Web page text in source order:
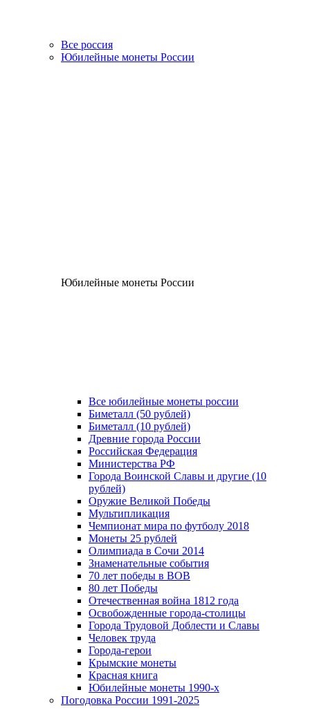
Все россия
Юбилейные монеты России
Юбилейные монеты России
Все юбилейные монеты россии
Биметалл (50 рублей)
Биметалл (10 рублей)
Древние города России
Российская Федерация
Министерства РФ
Города Воинской Славы и другие (10
рублей)
Оружие Великой Победы
Мультипликация
Чемпионат мира по футболу 2018
Монеты 25 рублей
Олимпиада в Сочи 2014
Знаменательные события
70 лет победы в ВОВ
80 лет Победы
Отечественная война 1812 года
Освобожденные города-столицы
Города Трудовой Доблести и Славы
Человек труда
Города-герои
Крымские монеты
Красная книга
Юбилейные монеты 1990-х
Погодовка России 1991-2025